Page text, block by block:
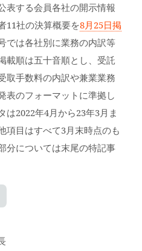
表する会員各社の開示情報
11社の決算概要を8月25日掲
では各社別に業務の内訳等
載順は五十音順とし、受託
取手数料の内訳や兼業業務
表のフォーマットに準拠し
は2022年4月から23年3月ま
項目はすべて3月末時点のも
分については末尾の特記事